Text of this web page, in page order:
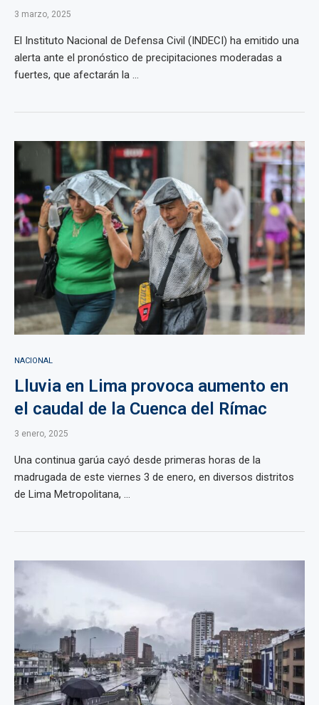
3 marzo, 2025
El Instituto Nacional de Defensa Civil (INDECI) ha emitido una
alerta ante el pronóstico de precipitaciones moderadas a
fuertes, que afectarán la ...
NACIONAL
Lluvia en Lima provoca aumento en
el caudal de la Cuenca del Rímac
3 enero, 2025
Una continua garúa cayó desde primeras horas de la
madrugada de este viernes 3 de enero, en diversos distritos
de Lima Metropolitana, ...